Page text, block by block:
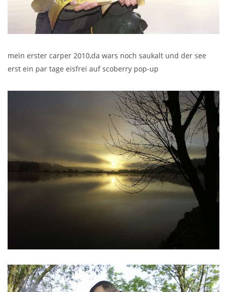
mein erster carper 2010,da wars noch saukalt und der see
erst ein par tage eisfrei auf scoberry pop-up